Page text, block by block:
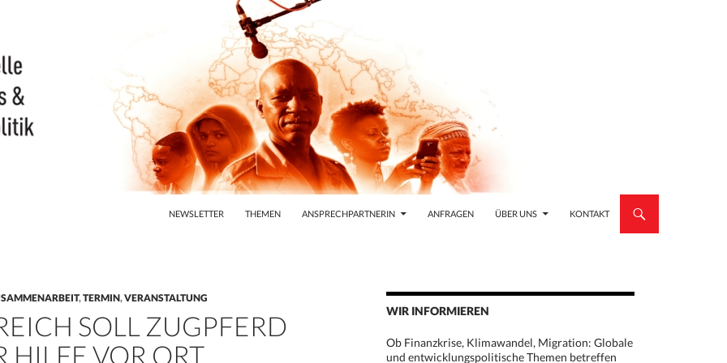
NEWSLETTER
THEMEN ANSPRECHPARTNERIN ANFRAGEN ÜBER UNS KONTAKT
,TERMIN,VERANSTALTUNG
SOLL ZUGPFERD
HILFE VOR ORT
WIR INFORMIEREN
Ob Finanzkrise, Klimawandel, Migration: Globale
und entwicklungspolitische Themen betreffen